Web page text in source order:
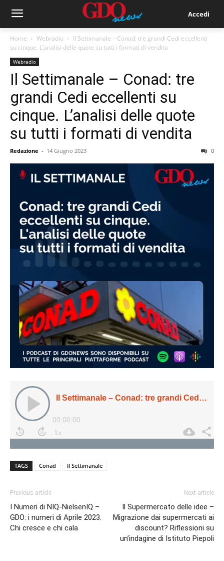
Accedi
Home Webradio
Il Settimanale – Conad: tre grandi Cedi eccellenti
su cinque. L’analisi delle quote su tutti i formati di vendita
Webradio
Il Settimanale – Conad: tre
grandi Cedi eccellenti su
cinque. L’analisi delle quote
su tutti i formati di vendita
Redazione - 14 Giugno 2023 0
TAGS Conad Il Settimanale
Previous article
I Numeri di NIQ-NielsenIQ –
GDO: i numeri di Aprile 2023.
Chi cresce e chi cala
Next article
Il Supermercato delle idee –
Migrazione dai supermercati ai
discount? Riflessioni su
un’indagine di Istituto Piepoli